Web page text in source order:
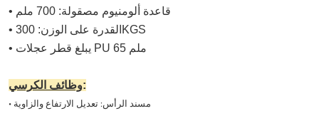
• قاعدة ألومنيوم مصقولة: 700 ملم
• القدرة على الوزن: 300KGS
• يبلغ قطر عجلات PU 65 ملم
وظائف الكرسي:
• مسند الرأس: تعديل الارتفاع والزاوية